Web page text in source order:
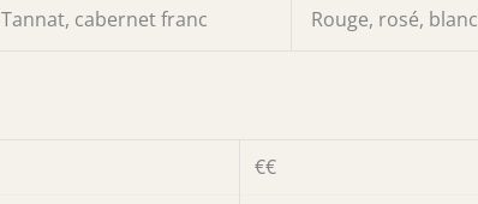
Tannat, cabernet franc Rouge, rosé, blanc
€€